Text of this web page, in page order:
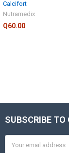
Calcifort
Nutramedix
Q60.00
Footer
SUBSCRIBE TO
Address